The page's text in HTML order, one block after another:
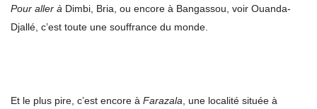
Pour aller à Dimbi, Bria, ou encore à Bangassou, voir Ouanda-
Djallé, c’est toute une souffrance du monde.
Et le plus pire, c’est encore à Farazala, une localité située à